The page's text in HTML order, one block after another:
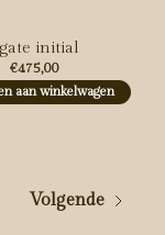
initial
€475,00
aan winkelwagen
Volgende